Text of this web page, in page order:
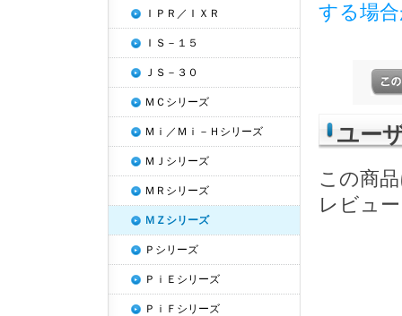
する場
ユー
この商
レビュ
ＩＰＲ／ＩＸＲ
ＩＳ－１５
ＪＳ－３０
ＭＣシリーズ
Ｍｉ／Ｍｉ－Ｈシリーズ
ＭＪシリーズ
ＭＲシリーズ
ＭＺシリーズ
Ｐシリーズ
ＰｉＥシリーズ
ＰｉＦシリーズ